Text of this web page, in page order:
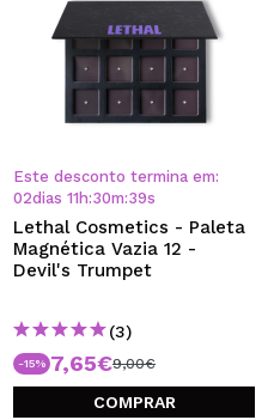
Este desconto termina em:
02dias 11 h:30m:38s
Lethal Cosmetics - Paleta
Magnética Vazia 12 -
Devil's Trumpet
(3)
-15% 7,65€9,00€
COMPRAR